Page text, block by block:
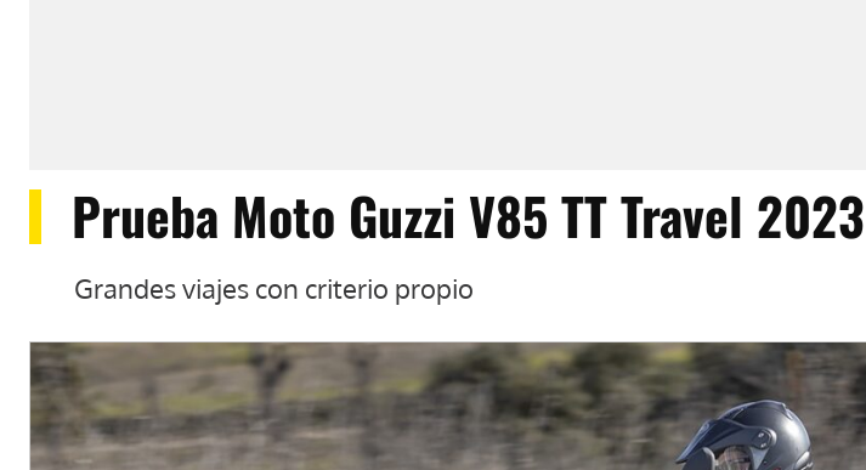
Prueba Moto Guzzi V85 TT Travel 2023
Grandes viajes con criterio propio